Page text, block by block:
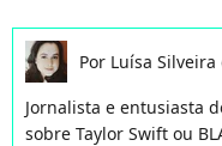
Por Luísa
Jornalista e entusiasta
sobre Taylor Swift ou